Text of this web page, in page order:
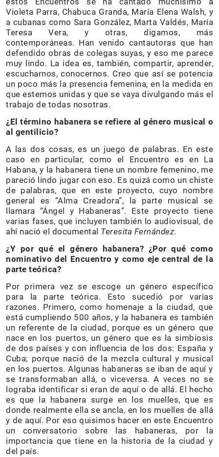
Violeta Parra, Chabuca Granda, María Elena Walsh, y
a cubanas como Sara González, Marta Valdés, María
Teresa Vera, y otras, digamos, más
contemporáneas. Han venido cantautoras que han
defendido obras de colegas suyas, y eso me parece
muy lindo. La idea es, también, compartir, aprender,
escucharnos, conocernos. Creo que así se potencia
un poco más la presencia femenina, en la medida en
que estemos unidas y que se vaya divulgando más el
trabajo de todas nosotras.
¿El término habanera se refiere al género musical o
al gentilicio?
A las dos cosas, es un juego de palabras. En este
caso en particular, como el Encuentro es en La
Habana, y la habanera tiene un nombre femenino, me
pareció lindo jugar con eso. Es quizá como un chiste
de palabras, que en este proyecto, cuyo nombre
general es “Alma Creadora”, la parte musical se
llamara “Ángel y Habaneras”. Este proyecto tiene
varias fases, que incluyen también lo audiovisual, de
ahí nació el documental Teresita Fernández.
¿Y por qué el género habanera? ¿Por qué como
nominativo del Encuentro y como eje central de la
parte teórica?
Por primera vez se escoge un género específico
para la parte teórica. Esto sucedió por varias
razones. Primero, como homenaje a la ciudad, que
está cumpliendo 500 años, y la habanera es también
un referente de la ciudad, porque es un género que
nace en los puertos, un género que es la simbiosis
de dos países y con influencia de los dos: España y
Cuba; porque nació de la mezcla cultural y musical
en los puertos. Algunas habaneras se iban de aquí y
se transformaban allá, o viceversa. A veces no se
lograba identificar si eran de aquí o de allá. El hecho
es que la habanera surge en los muelles, que es
donde realmente ella se ancla, en los muelles de allá
y de aquí. Por eso quisimos hacer en este Encuentro
un conversatorio sobre las habaneras, por la
importancia que tiene en la historia de la ciudad y
del país.